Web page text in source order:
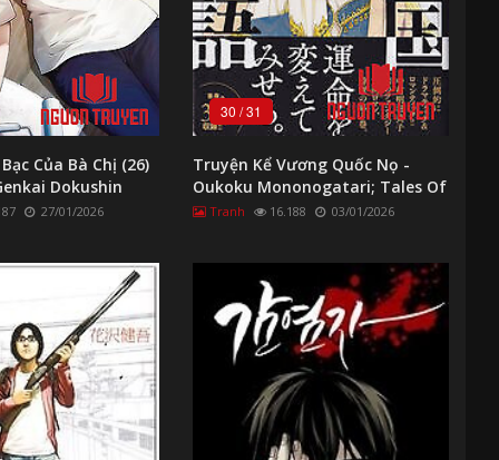
Của Bà Chị (26)
Dokushin
27/01/2026
30 / 31
Truyện Kể Vương Quốc Nọ -
Oukoku Mononogatari; Tales Of
The Kingdom
Tranh 16.188 03/01/2026